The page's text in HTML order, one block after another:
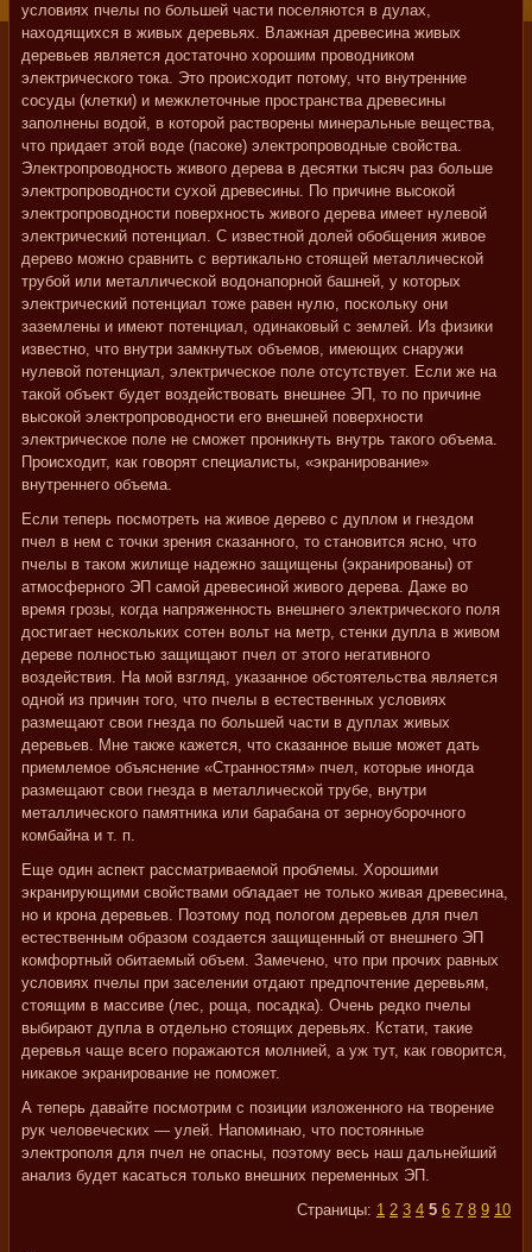
условиях пчелы по большей части поселяются в дулах,
находящихся в живых деревьях. Влажная древесина живых
деревьев является достаточно хорошим проводником
электрического тока. Это происходит потому, что внутренние
сосуды (клетки) и межклеточные пространства древесины
заполнены водой, в которой растворены минеральные вещества,
что придает этой воде (пасоке) электропроводные свойства.
Электропроводность живого дерева в десятки тысяч раз больше
электропроводности сухой древесины. По причине высокой
электропроводности поверхность живого дерева имеет нулевой
электрический потенциал. С известной долей обобщения живое
дерево можно сравнить с вертикально стоящей металлической
трубой или металлической водонапорной башней, у которых
электрический потенциал тоже равен нулю, поскольку они
заземлены и имеют потенциал, одинаковый с землей. Из физики
известно, что внутри замкнутых объемов, имеющих снаружи
нулевой потенциал, электрическое поле отсутствует. Если же на
такой объект будет воздействовать внешнее ЭП, то по причине
высокой электропроводности его внешней поверхности
электрическое поле не сможет проникнуть внутрь такого объема.
Происходит, как говорят специалисты, «экранирование»
внутреннего объема.
Если теперь посмотреть на живое дерево с дуплом и гнездом
пчел в нем с точки зрения сказанного, то становится ясно, что
пчелы в таком жилище надежно защищены (экранированы) от
атмосферного ЭП самой древесиной живого дерева. Даже во
время грозы, когда напряженность внешнего электрического поля
достигает нескольких сотен вольт на метр, стенки дупла в живом
дереве полностью защищают пчел от этого негативного
воздействия. На мой взгляд, указанное обстоятельства является
одной из причин того, что пчелы в естественных условиях
размещают свои гнезда по большей части в дуплах живых
деревьев. Мне также кажется, что сказанное выше может дать
приемлемое объяснение «Странностям» пчел, которые иногда
размещают свои гнезда в металлической трубе, внутри
металлического памятника или барабана от зерноуборочного
комбайна и т. п.
Еще один аспект рассматриваемой проблемы. Хорошими
экранирующими свойствами обладает не только живая древесина,
но и крона деревьев. Поэтому под пологом деревьев для пчел
естественным образом создается защищенный от внешнего ЭП
комфортный обитаемый объем. Замечено, что при прочих равных
условиях пчелы при заселении отдают предпочтение деревьям,
стоящим в массиве (лес, роща, посадка). Очень редко пчелы
выбирают дупла в отдельно стоящих деревьях. Кстати, такие
деревья чаще всего поражаются молнией, а уж тут, как говорится,
никакое экранирование не поможет.
А теперь давайте посмотрим с позиции изложенного на творение
рук человеческих — улей. Напоминаю, что постоянные
электрополя для пчел не опасны, поэтому весь наш дальнейший
анализ будет касаться только внешних переменных ЭП.
Страницы: 1 2 3 4 5 6 7 8 9 10